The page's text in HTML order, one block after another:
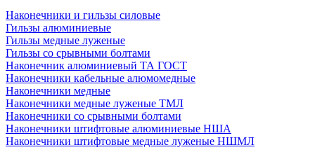
Наконечники и гильзы силовые
Гильзы алюминиевые
Гильзы медные луженые
Гильзы со срывными болтами
Наконечник алюминиевый ТА ГОСТ
Наконечники кабельные алюмомедные
Наконечники медные
Наконечники медные луженые ТМЛ
Наконечники со срывными болтами
Наконечники штифтовые алюминиевые НША
Наконечники штифтовые медные луженые НШМЛ